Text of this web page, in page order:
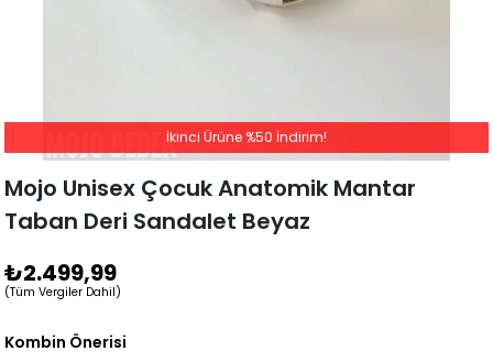
Mojo Unisex Çocuk Anatomik Mantar
Taban Deri Sandalet Beyaz
₺2.499,99
(Tüm Vergiler Dahil)
İkinci Ürüne %50 İndirim!
Kombin Önerisi